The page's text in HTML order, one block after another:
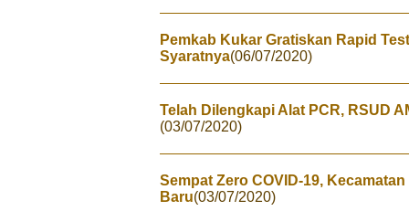
Pemkab Kukar Gratiskan Rapid
Syaratnya(06/07/2020)
Telah Dilengkapi Alat PCR, RSUD
(03/07/2020)
Sempat Zero COVID-19,
Baru(03/07/2020)